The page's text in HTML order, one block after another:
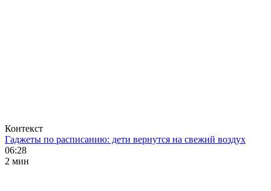
Контекст
Гаджеты по расписанию: дети вернутся на свежий воздух
06:28
2 мин